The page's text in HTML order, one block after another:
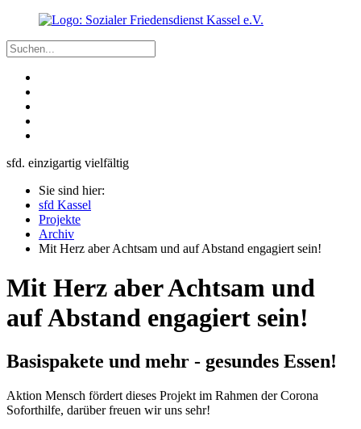
sfd. einzigartig vielfältig
Sie sind hier:
sfd Kassel
Projekte
Archiv
Mit Herz aber Achtsam und auf Abstand engagiert sein!
Mit Herz aber Achtsam und
auf Abstand engagiert sein!
Basispakete und mehr - gesundes Essen!
Aktion Mensch fördert dieses Projekt im Rahmen der Corona
Soforthilfe, darüber freuen wir uns sehr!